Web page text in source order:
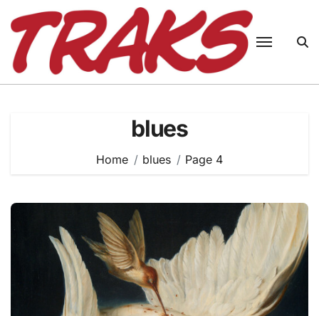
content
blues
Home blues Page 4